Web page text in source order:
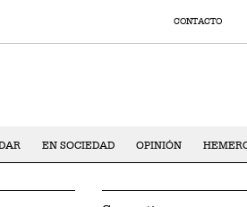
CONTACTO
EN SOCIEDAD OPINIÓN